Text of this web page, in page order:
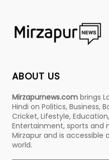
ABOUT US
Mirzapurnews.com brings
Hindi on Politics, Business,
Cricket, Lifestyle, Education,
Entertainment, sports and
Mirzapur and is accessible
world.